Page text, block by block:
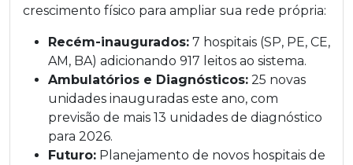
crescimento físico para ampliar sua rede própria:
Recém-inaugurados: 7 hospitais (SP, PE, CE,
AM, BA) adicionando 917 leitos ao sistema.
Ambulatórios e Diagnósticos: 25 novas
unidades inauguradas este ano, com
previsão de mais 13 unidades de diagnóstico
para 2026.
Futuro: Planejamento de novos hospitais de